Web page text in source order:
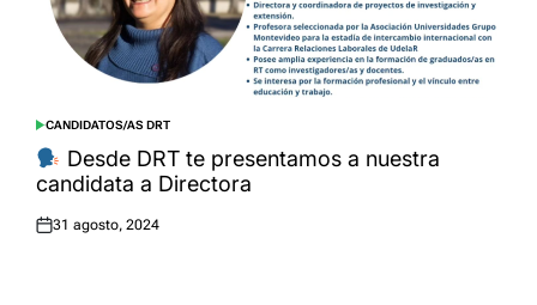
POSTED
IN
CANDIDATOS/AS DRT
Desde DRT te presentamos a nuestra
candidata a Directora
Posted
31 agosto, 2024